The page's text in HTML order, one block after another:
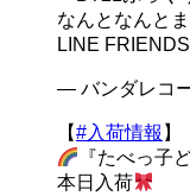
なんとなんと
LINE
— バンダレコ
【#入荷情報 】
『たべっ子
本日入荷